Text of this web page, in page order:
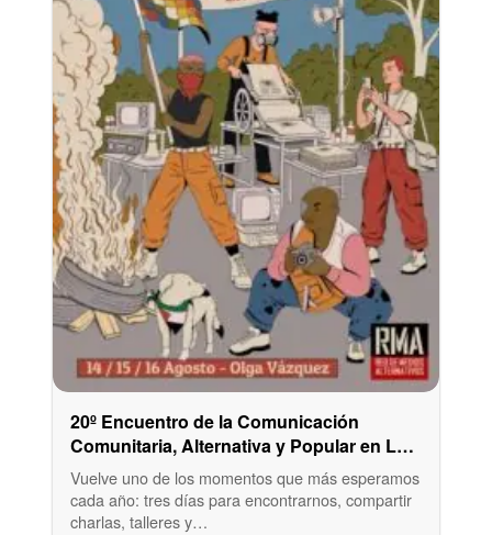
20º Encuentro de la Comunicación
Comunitaria, Alternativa y Popular en La
Plata
Vuelve uno de los momentos que más esperamos
cada año: tres días para encontrarnos, compartir
charlas, talleres y…